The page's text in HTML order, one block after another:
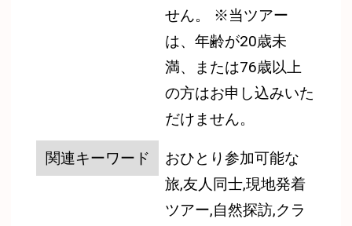
せん。
※当ツアー
は、年齢が20歳未
満、または76歳以上
の方はお申し込みいた
だけません。
関連キーワード
おひとり参加可能な
旅,友人同士,現地発着
ツアー,自然探訪,クラ